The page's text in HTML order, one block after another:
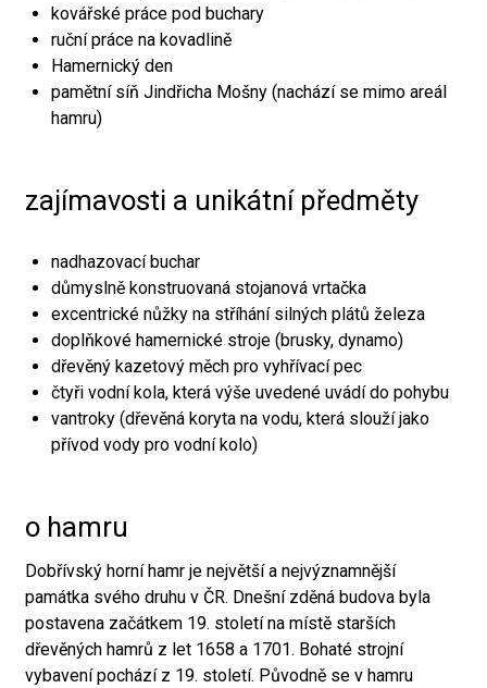
kovářské práce pod buchary
ruční práce na kovadlině
Hamernický den
pamětní síň Jindřicha Mošny (nachází se mimo areál
hamru)
zajímavosti a unikátní předměty
nadhazovací buchar
důmyslně konstruovaná stojanová vrtačka
excentrické nůžky na stříhání silných plátů železa
doplňkové hamernické stroje (brusky, dynamo)
dřevěný kazetový měch pro vyhřívací pec
čtyři vodní kola, která výše uvedené uvádí do pohybu
vantroky (dřevěná koryta na vodu, která slouží jako
přívod vody pro vodní kolo)
o hamru
Dobřívský horní hamr je největší a nejvýznamnější
památka svého druhu v ČR. Dnešní zděná budova byla
postavena začátkem 19. století na místě starších
dřevěných hamrů z let 1658 a 1701. Bohaté strojní
vybavení pochází z 19. století. Původně se v hamru